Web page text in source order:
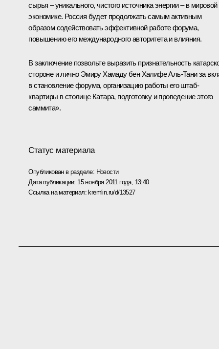
сырья – уникального, чистого источника энергии – в мировой
экономике. Россия будет продолжать самым активным
образом содействовать эффективной работе форума,
повышению его международного авторитета и влияния.
В заключение позвольте выразить признательность
стороне и лично Эмиру Хамаду бен Халифе Аль-Тани за
в становление форума, организацию работы его штаб-
квартиры в столице Катара, подготовку и проведение этого
саммита».
Статус материала
Опубликован в разделе: Новости
Дата публикации: 15 ноября 2011 года, 13:40
Ссылка на материал: kremlin.ru/d/13527